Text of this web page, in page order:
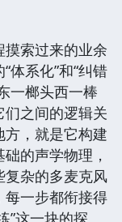
索过来的业余
体系化”和“纠错
一榔头西一棒
之间的逻辑关
，就是它构建
的声学物理，
复杂的多麦克风
每一步都衔接得
”这一块的探